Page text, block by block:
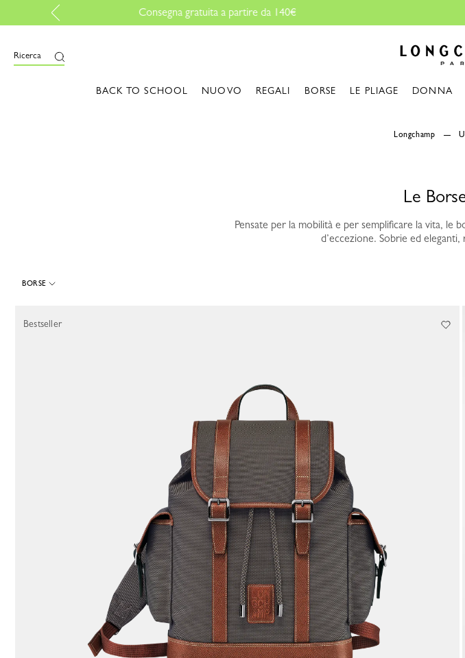
Ricerca
BACK TO SCHOOL NUOVO REGALI BORSE LE PLIAGE DONNA
Longchamp
Le
Pensate per la mobilità e per semplificare la vita, le
d’eccezione. Sobrie ed
BORSE
Bestseller